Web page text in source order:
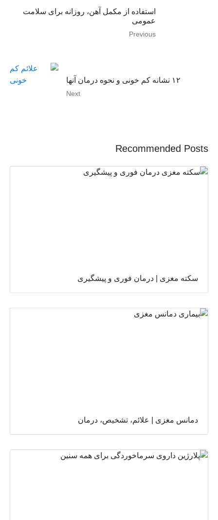
استفاده از مکمل آهن، روزانه برای سلامت
عمومی
Previous
۱۲ نشانه کم خونی و نحوه درمان آنها
Next
Recommended Posts
سکته مغزی | درمان فوری و پیشگیری
دمانس مغزی | علائم، تشخیص، درمان